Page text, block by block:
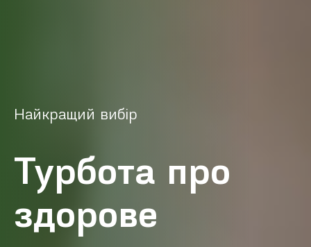
Найкращий вибір
Турбота про
здорове